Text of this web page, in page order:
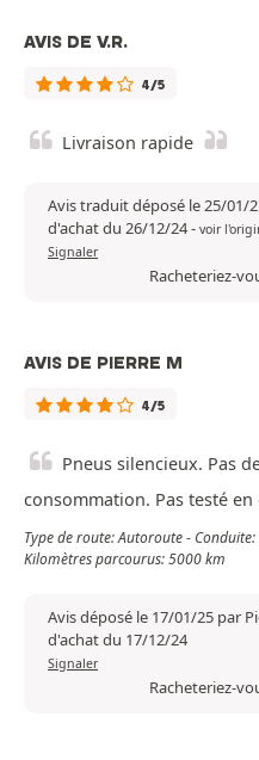
AVIS DE V.R.
4/5
Livraison rapide
Avis traduit déposé le 25/01/
d'achat du 26/12/24- voir
Signaler
Racheteriez-
AVIS DE PIERRE M
4/5
Pneus silencieux. Pas
consommation. Pas testé
Type de route: Autoroute -
Kilomètres parcourus: 5000 km
Avis déposé le 17/01/25 par
d'achat du 17/12/24
Signaler
Racheteriez-